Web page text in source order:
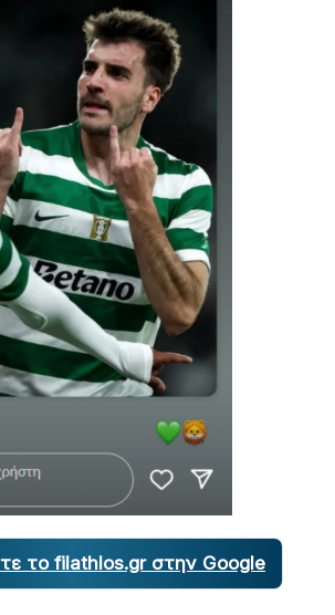
το filathlos.gr στην Google